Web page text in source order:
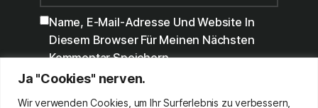
Ja "Cookies" nerven.
Wir verwenden Cookies, um Ihr Surferlebnis zu verbessern,
Name, E-Mail-Adresse Und Website In
Diesem Browser Für Meinen Nächsten
Kommentar Speichern.
Benachrichtige Mich Über Nachfolgende
Kommentare Via E-Mail.